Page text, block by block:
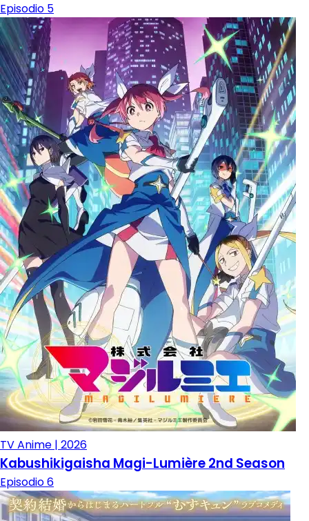
Episodio 5
TV Anime | 2026
Kabushikigaisha Magi-Lumière 2nd Season
Episodio 6